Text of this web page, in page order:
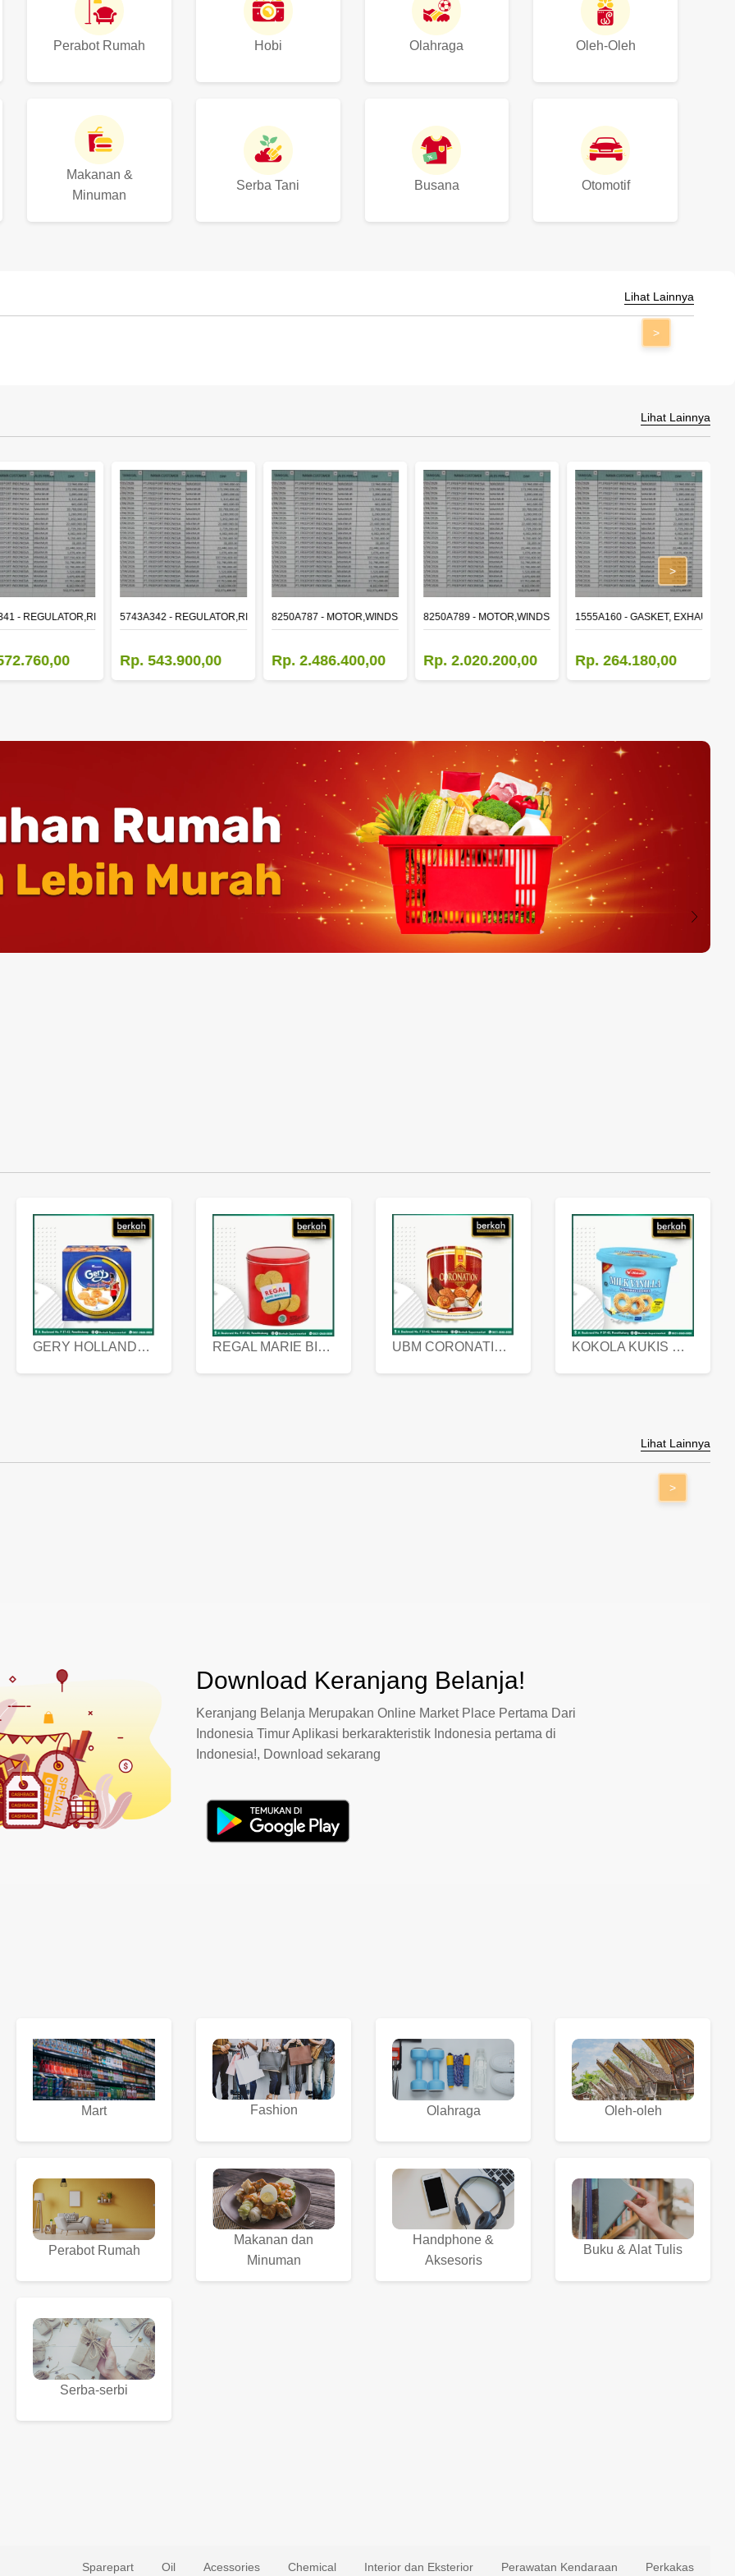
Perabot Rumah Hobi Olahraga Oleh-Oleh
Makanan &
Minuman
Serba Tani Busana Otomotif
Lihat Lainnya
>
Lihat Lainnya
RH- REGULATOR,RR DOOR WINDOW,LH5743A342 - REGULATOR,RR DOOR WINDOW,RH
Rp. 543.900,00
8250A787 - MOTOR,WINDSHIELD WIPER
Rp. 2.486.400,00
8250A789 - MOTOR,WINDSHIELD WIPER
Rp. 2.020.200,00
1555A160 - GASKET, EXHAUST
Rp. 264.180,00
>
GERY HOLLANDA BUTTER COOKIES 450 GRAM REGAL MARIE BISCUIT KALENG 550 GRAM UBM CORONATION ASSORTED BISKUIT KALENG 450 GRAM KOKOLA KUKIS HYGIENIC MILK VANILLA PACK 320 GR
Lihat Lainnya
>
Download Keranjang Belanja!
Keranjang Belanja Merupakan Online Market Place Pertama Dari
Indonesia Timur Aplikasi berkarakteristik Indonesia pertama di
Indonesia!, Download sekarang
Mart Fashion Olahraga Oleh-oleh
Perabot Rumah
Makanan dan
Minuman
Handphone &
Aksesoris
Buku & Alat Tulis
Serba-serbi
Sparepart Oil Acessories Chemical Interior dan Eksterior Perawatan Kendaraan Perkakas